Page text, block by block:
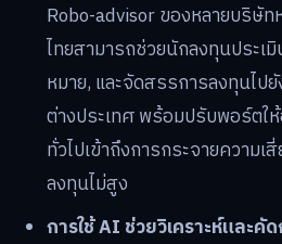
Robo-advisor ของหลายบริษั
ไทยสามารถช่วยนักลงทุนประเมิ
หมาย, และจัดสรรการลงทุนไป
ต่างประเทศ พร้อมปรับพอร์ตใ
ทั่วไปเข้าถึงการกระจายความเ
ลงทุนไม่สูง
การใช้ AI ช่วยวิเคราะห์และคั